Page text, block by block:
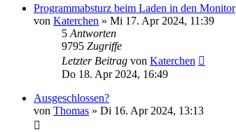
Programmabsturz beim Laden in den Monitor
von Katerchen » Mi 17. Apr 2024, 11:39
5 Antworten
9795 Zugriffe
Letzter Beitrag von Katerchen
Do 18. Apr 2024, 16:49
Ausgeschlossen?
von Thomas » Di 16. Apr 2024, 13:13